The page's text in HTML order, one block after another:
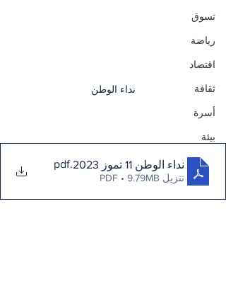
تسوق
رياضة
اقتصاد
ثقافة
أسرة
بيئة
نداء الوطن
نداء الوطن 11 تموز 2023 .pdf
تنزيل PDF • 9.79MB